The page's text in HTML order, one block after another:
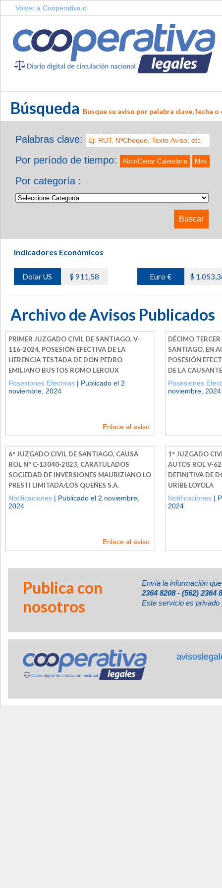
Volver a Cooperativa.cl
Búsqueda Busque su aviso por palabra clave, fecha
Palabras clave:
Por período de tiempo:
Abrir/Cerrar Calendario Mes
Por categoría :
Indicadores Económicos
Dolar US $ 911,58 Euro € $
Archivo de Avisos Publicados
PRIMER JUZGADO CIVIL DE SANTIAGO, V-
116-2024, POSESIÓN EFECTIVA DE LA
HERENCIA TESTADA DE DON PEDRO
EMILIANO BUSTOS ROMO LEROUX
Posesiones Efectivas | Publicado el 2
noviembre, 2024
Enlace al aviso
DÉCIMO
SANTIAGO, EN
POSESIÓN
DE LA
Posesiones
noviembre, 2024
6° JUZGADO CIVIL DE SANTIAGO, CAUSA
ROL Nº C-13040-2023, CARATULADOS
SOCIEDAD DE INVERSIONES MAURIZIANO LO
PRESTI LIMITADA/LOS QUEÑES S.A.
Notificaciones | Publicado el 2 noviembre,
2024
Enlace al aviso
1° JUZGADO
AUTOS ROL V-
DEFINITIVA DE
URIBE LOYOLA
Notificaciones |
2024
Publica con
nosotros
Envía la información
2364 8208 - (562) 2364
Este servicio es privado